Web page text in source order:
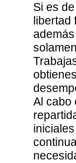
Si es
libertad
Al cabo